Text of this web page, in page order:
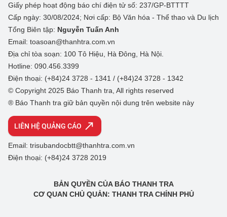
Giấy phép hoạt động báo chí điện tử số: 237/GP-BTTTT
Cấp ngày: 30/08/2024; Nơi cấp: Bộ Văn hóa - Thể thao và Du lịch
Tổng Biên tập: Nguyễn Tuấn Anh
Email: toasoan@thanhtra.com.vn
Địa chỉ tòa soạn: 100 Tô Hiệu, Hà Đông, Hà Nội.
Hotline: 090.456.3399
Điện thoại: (+84)24 3728 - 1341 / (+84)24 3728 - 1342
© Copyright 2025 Báo Thanh tra, All rights reserved
® Báo Thanh tra giữ bản quyền nội dung trên website này
LIÊN HỆ QUẢNG CÁO
Email: trisubandocbtt@thanhtra.com.vn
Điện thoại: (+84)24 3728 2019
BẢN QUYỀN CỦA BÁO THANH TRA
CƠ QUAN CHỦ QUẢN: THANH TRA CHÍNH PHỦ